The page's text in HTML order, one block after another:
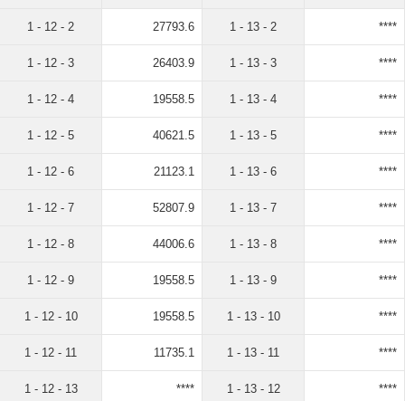
1 - 12 - 2 27793.6
1 - 12 - 3 26403.9
1 - 12 - 4 19558.5
1 - 12 - 5 40621.5
1 - 12 - 6 21123.1
1 - 12 - 7 52807.9
1 - 12 - 8 44006.6
1 - 12 - 9 19558.5
1 - 12 - 10 19558.5
1 - 12 - 11 11735.1
1 - 12 - 13 ****
1 - 13 - 2 ****
1 - 13 - 3 ****
1 - 13 - 4 ****
1 - 13 - 5 ****
1 - 13 - 6 ****
1 - 13 - 7 ****
1 - 13 - 8 ****
1 - 13 - 9 ****
1 - 13 - 10 ****
1 - 13 - 11 ****
1 - 13 - 12 ****